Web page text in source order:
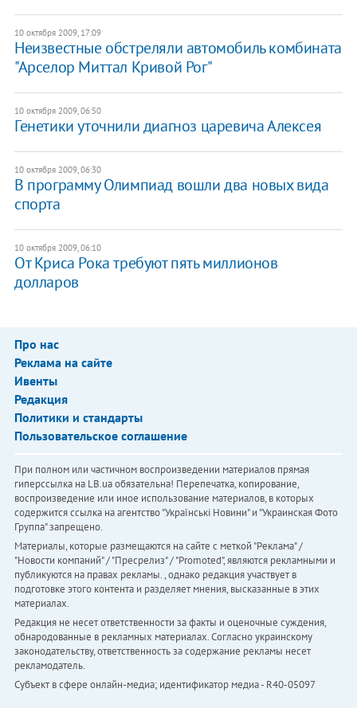
10 октября 2009, 17:09
Неизвестные обстреляли автомобиль комбината
"Арселор Миттал Кривой Рог"
10 октября 2009, 06:50
Генетики уточнили диагноз царевича Алексея
10 октября 2009, 06:30
В программу Олимпиад вошли два новых вида
спорта
10 октября 2009, 06:10
От Криса Рока требуют пять миллионов
долларов
Про нас
Реклама на сайте
Ивенты
Редакция
Политики и стандарты
Пользовательское соглашение
При полном или частичном воспроизведении материалов прямая
гиперссылка на LB.ua обязательна! Перепечатка, копирование,
воспроизведение или иное использование материалов, в которых
содержится ссылка на агентство "Українськi Новини" и "Украинская Фото
Группа" запрещено.
Материалы, которые размещаются на сайте с меткой "Реклама" /
"Новости компаний" / "Пресрелиз" / "Promoted", являются рекламными и
публикуются на правах рекламы. , однако редакция участвует в
подготовке этого контента и разделяет мнения, высказанные в этих
материалах.
Редакция не несет ответственности за факты и оценочные суждения,
обнародованные в рекламных материалах. Согласно украинскому
законодательству, ответственность за содержание рекламы несет
рекламодатель.
Субъект в сфере онлайн-медиа; идентификатор медиа - R40-05097